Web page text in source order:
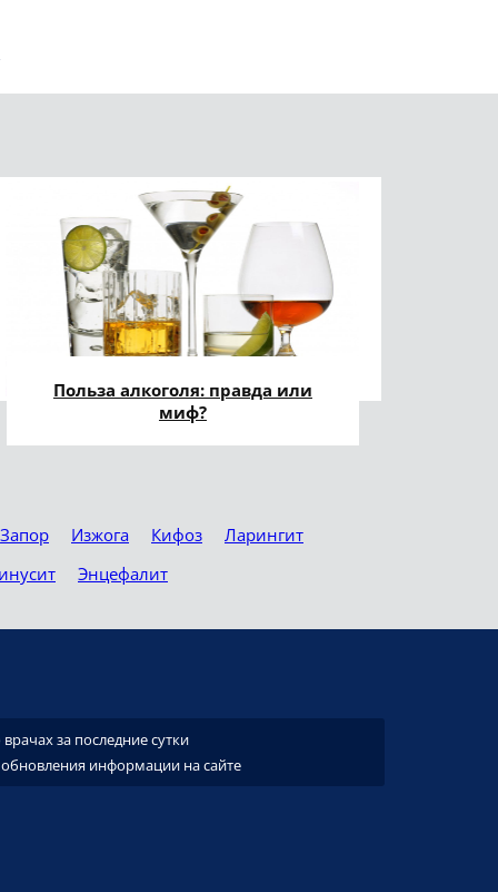
Польза алкоголя: правда или
миф?
Запор Изжога Кифоз
Ларингит
Энцефалит
за последние сутки
обновления информации на сайте